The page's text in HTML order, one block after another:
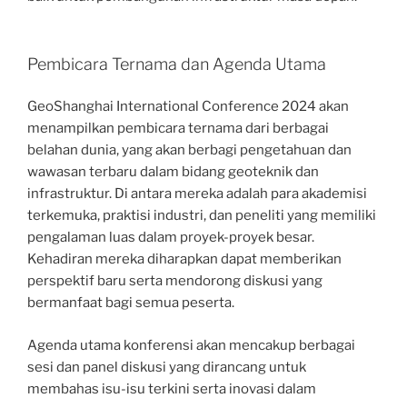
Pembicara Ternama dan Agenda Utama
GeoShanghai International Conference 2024 akan
menampilkan pembicara ternama dari berbagai
belahan dunia, yang akan berbagi pengetahuan dan
wawasan terbaru dalam bidang geoteknik dan
infrastruktur. Di antara mereka adalah para akademisi
terkemuka, praktisi industri, dan peneliti yang memiliki
pengalaman luas dalam proyek-proyek besar.
Kehadiran mereka diharapkan dapat memberikan
perspektif baru serta mendorong diskusi yang
bermanfaat bagi semua peserta.
Agenda utama konferensi akan mencakup berbagai
sesi dan panel diskusi yang dirancang untuk
membahas isu-isu terkini serta inovasi dalam